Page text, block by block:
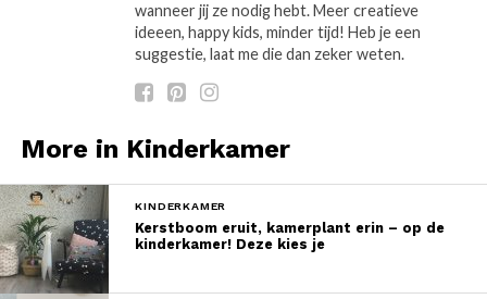
wanneer jij ze nodig hebt. Meer creatieve
ideeen, happy kids, minder tijd! Heb je een
suggestie, laat me die dan zeker weten.
More in Kinderkamer
KINDERKAMER
Kerstboom eruit, kamerplant erin – op de
kinderkamer! Deze kies je